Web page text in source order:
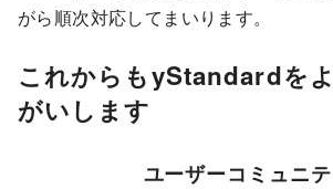
がら順次対応してまいります。
これからもyStandardを
がいします
ユーザーコミュニ